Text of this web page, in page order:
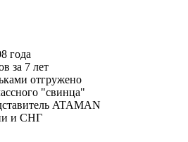
года
за 7 лет
отгружено
"свинца"
ATAMAN
и СНГ